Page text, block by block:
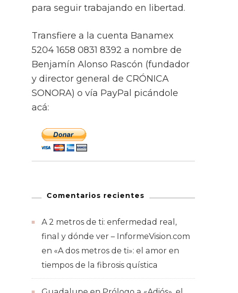
para seguir trabajando en libertad.
Transfiere a la cuenta Banamex
5204 1658 0831 8392 a nombre de
Benjamín Alonso Rascón (fundador
y director general de CRÓNICA
SONORA) o vía PayPal picándole
acá:
Comentarios recientes
A 2 metros de ti: enfermedad real,
final y dónde ver – InformeVision.com
en «A dos metros de ti»: el amor en
tiempos de la fibrosis quística